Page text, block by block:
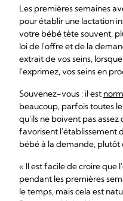
Les premières semaines
pour établir une lactation
votre bébé tète souvent,
loi de l'offre et de la
extrait de vos seins,
l'exprimez, vos seins en
Souvenez-vous : il est
beaucoup, parfois toutes
qu'ils ne boivent pas
favorisent l'établissement
bébé à la demande, plutôt
« Il est facile de croire que
pendant les premières
le temps, mais cela est